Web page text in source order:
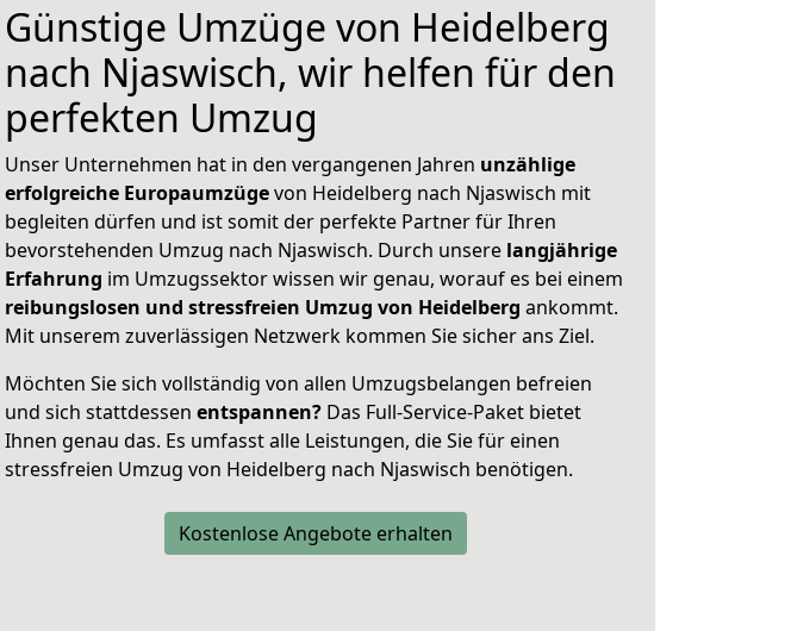
Günstige Umzüge von Heidelberg
nach Njaswisch, wir helfen für den
perfekten Umzug
Unser Unternehmen hat in den vergangenen Jahren unzählige
erfolgreiche Europaumzügevon Heidelberg nach Njaswisch mit
begleiten dürfen und ist somit der perfekte Partner für Ihren
bevorstehenden Umzug nach Njaswisch. Durch unsere langjährige
Erfahrung im Umzugssektor wissen wir genau, worauf es bei einem
reibungslosen und stressfreien Umzug von Heidelberg ankommt.
Mit unserem zuverlässigen Netzwerk kommen Sie sicher ans Ziel.
Möchten Sie sich vollständig von allen Umzugsbelangen befreien
und sich stattdessen entspannen? Das Full-Service-Paket bietet
Ihnen genau das. Es umfasst alle Leistungen, die Sie für einen
stressfreien Umzug von Heidelberg nach Njaswisch benötigen.
Kostenlose Angebote erhalten